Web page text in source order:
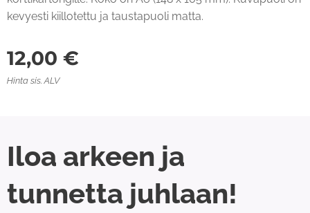
kevyesti kiillotettu ja taustapuoli matta.
12,00 €
Hinta sis. ALV
Iloa arkeen ja
tunnetta juhlaan!